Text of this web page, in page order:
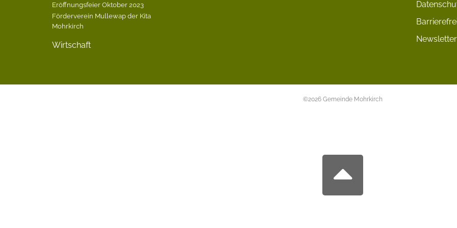
Eröffnungsfeier Oktober 2023
Förderverein Mullewap der Kita
Mohrkirch
Wirtschaft
Newsletter
©2026 Gemeinde Mohrkirch